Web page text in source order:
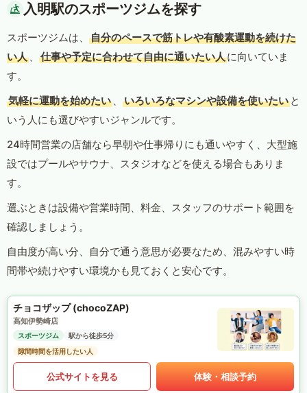
入明駅のスポーツジムを探す
スポーツジムは、
自分のペースで筋トレや有酸素運動を続けた
い人 、 仕事や予定に合わせて自由に通いたい人に向いていま
す。
気軽に運動を始めたい 、 いろいろなマシンや設備を使いたい と
いう人にも選びやすいジャンルです。
24時間営業の店舗なら早朝や仕事帰りにも通いやすく、大型施
設ではプールやサウナ、スタジオなどを使える場合もありま
す。
選ぶときは設備や営業時間、料金、スタッフのサポート範囲を
確認しましょう。
自由度が高い分、自分で通う意思が必要なため、混みやすい時
間帯や続けやすい環境かも見ておくと安心です。
チョコザップ (chocoZAP)
高知伊勢崎店
スポーツジム
駅から徒歩5分
隙間時間を活用したい人
公式サイトを見る 体験・相談予約